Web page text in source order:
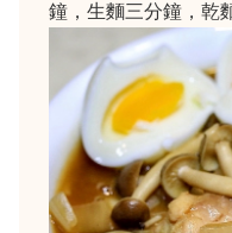
鐘，生麵三分鐘，乾